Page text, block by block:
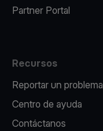
Partner Portal
Recursos
Reportar un problema
Centro de ayuda
Contáctanos